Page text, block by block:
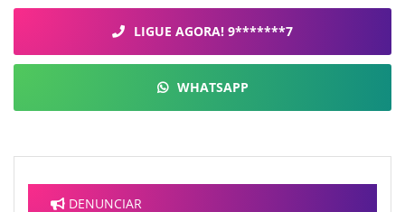
LIGUE AGORA! 9*******7
WHATSAPP
DENUNCIAR